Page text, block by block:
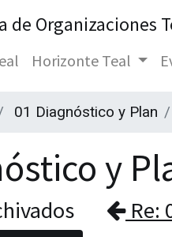
de Organizaciones
Horizonte Teal
01 Diagnóstico y Plan
y
Re: